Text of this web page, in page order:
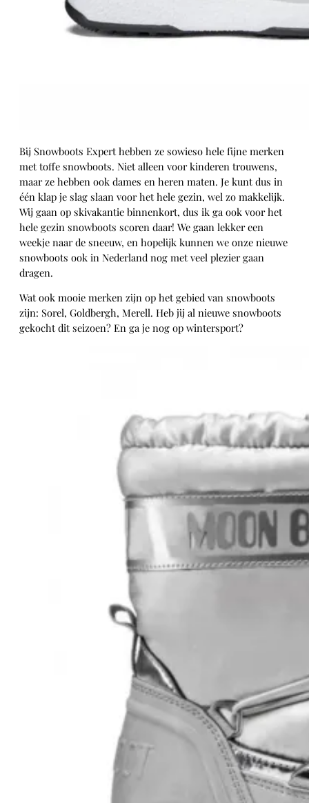
Bij Snowboots Expert hebben ze sowieso hele fijne merken
met toffe snowboots. Niet alleen voor kinderen trouwens,
maar ze hebben ook dames en heren maten. Je kunt dus in
één klap je slag slaan voor het hele gezin, wel zo makkelijk.
Wij gaan op skivakantie binnenkort, dus ik ga ook voor het
hele gezin snowboots scoren daar! We gaan lekker een
weekje naar de sneeuw, en hopelijk kunnen we onze nieuwe
snowboots ook in Nederland nog met veel plezier gaan
dragen.
Wat ook mooie merken zijn op het gebied van snowboots
zijn: Sorel, Goldbergh, Merell. Heb jij al nieuwe snowboots
gekocht dit seizoen? En ga je nog op wintersport?